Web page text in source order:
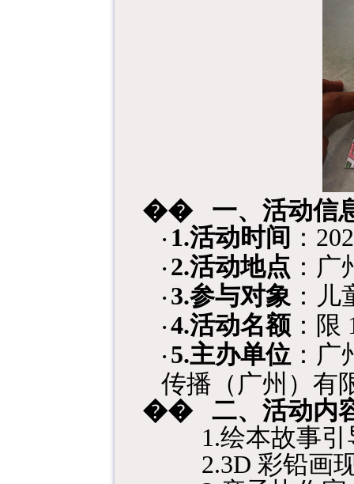
�� 一、活动信
· 1.活动时间 ：
· 2.活动地点 ：
· 3.参与对象 ：
· 4.活动名额 ：限
· 5.主办单位 ：
传播（广州）有
��
二、 活动内
1.绘本故事
2.3D 彩铅画